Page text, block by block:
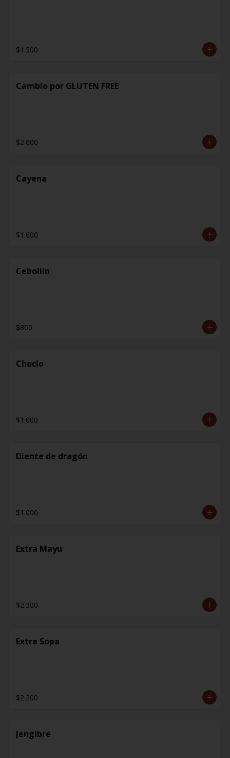
$1.500
Cambio por GLUTEN FREE
$2.000
Cayena
$1.600
Cebollin
$800
Choclo
$1.000
Diente de dragón
$1.000
Extra Mayu
$2.300
Extra Sopa
$2.200
Jengibre